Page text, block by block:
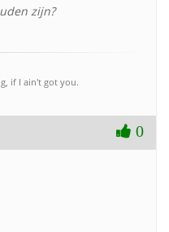
zijn?
if I ain't got you.
0